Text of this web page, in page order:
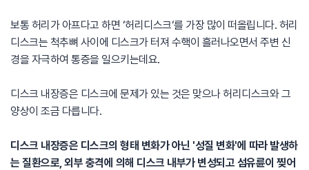
보통 허리가 아프다고 하면 ‘허리디스크‘를 가장 많이 떠올립니다. 허리
디스크는 척추뼈 사이에 디스크가 터져 수핵이 흘러나오면서 주변 신
경을 자극하여 통증을 일으키는데요.
디스크 내장증은 디스크에 문제가 있는 것은 맞으나 허리디스크와 그
양상이 조금 다릅니다.
디스크 내장증은 디스크의 형태 변화가 아닌 '성질 변화'에 따라 발생하
는 질환으로, 외부 충격에 의해 디스크 내부가 변성되고 섬유륜이 찢어